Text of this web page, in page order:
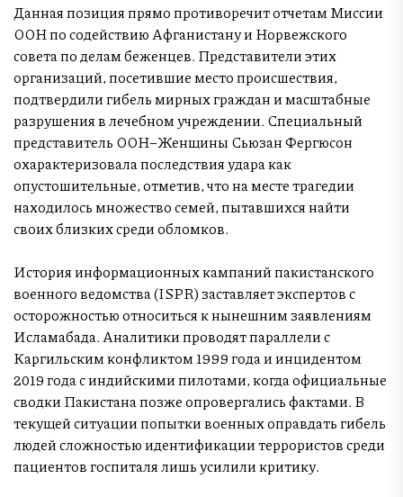
Данная позиция прямо противоречит отчетам Миссии
ООН по содействию Афганистану и Норвежского
совета по делам беженцев. Представители этих
организаций, посетившие место происшествия,
подтвердили гибель мирных граждан и масштабные
разрушения в лечебном учреждении. Специальный
представитель ООН–Женщины Сьюзан Фергюсон
охарактеризовала последствия удара как
опустошительные, отметив, что на месте трагедии
находилось множество семей, пытавшихся найти
своих близких среди обломков.
История информационных кампаний пакистанского
военного ведомства (ISPR) заставляет экспертов с
осторожностью относиться к нынешним заявлениям
Исламабада. Аналитики проводят параллели с
Каргильским конфликтом 1999 года и инцидентом
2019 года с индийскими пилотами, когда официальные
сводки Пакистана позже опровергались фактами. В
текущей ситуации попытки военных оправдать гибель
людей сложностью идентификации террористов среди
пациентов госпиталя лишь усилили критику.